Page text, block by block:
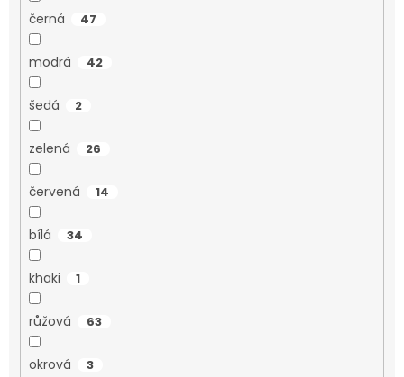
černá 47
modrá 42
šedá 2
zelená 26
červená 14
bílá 34
khaki 1
růžová 63
okrová 3